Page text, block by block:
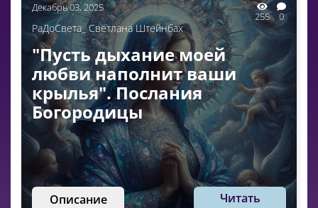
Декабрь 03, 2025
255 0
РаДоСвета_ Светлана Штейнбах
"Пусть дыхание моей
любви наполнит ваши
крылья". Послания
Богородицы
Описание Читать